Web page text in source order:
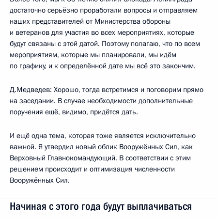
достаточно серьёзно проработали вопросы и отправляем
наших представителей от Министерства обороны
и ветеранов для участия во всех мероприятиях, которые
будут связаны с этой датой. Поэтому полагаю, что по всем
мероприятиям, которые мы планировали, мы идём
по графику, и к определённой дате мы всё это закончим.
Д.Медведев: Хорошо, тогда встретимся и поговорим прямо
на заседании. В случае необходимости дополнительные
поручения ещё, видимо, придётся дать.
И ещё одна тема, которая тоже является исключительно
важной. Я утвердил новый облик Вооружённых Сил, как
Верховный Главнокомандующий. В соответствии с этим
решением происходит и оптимизация численности
Вооружённых Сил.
Начиная с этого года будут выплачиваться